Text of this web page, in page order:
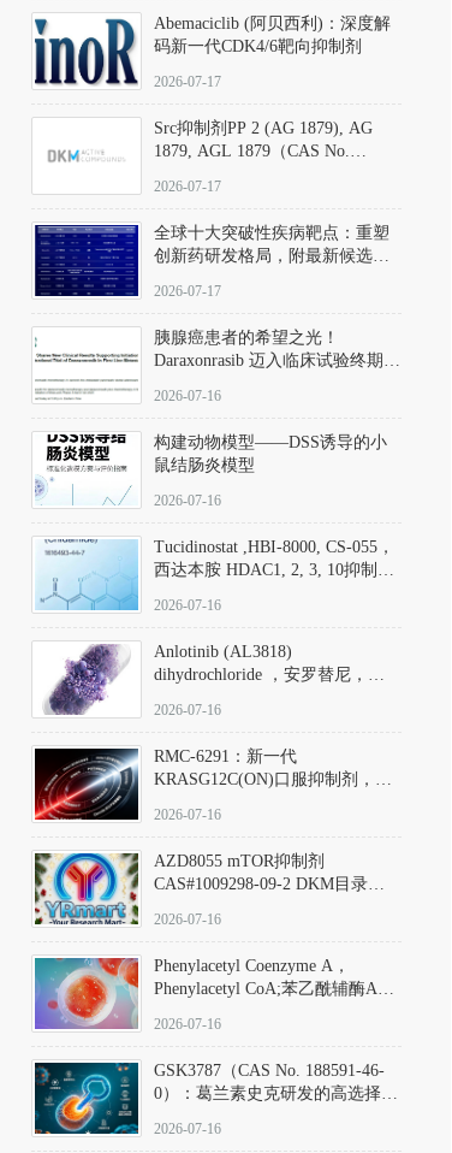
过精准嵌入激酶的ATP结合位点
发挥抑制作用，对ROCK1和
ROCK2的解离常数（Ki）分别为
140 nM和300 nM；在众多丝氨酸/
中，其靶向ROCK的选择性超过
200倍，凸显出优异的分子特异
Abemaciclib (阿贝西利)：深度解
码新一代CDK4/6靶向抑制剂
2026-07-17
Src抑制剂PP 2 (AG 1879), AG
1879, AGL 1879（CAS No.
应用指南
2026-07-17
全球十大突破性疾病靶点：重塑
创新药研发格局，附最新候选分
2026-07-17
胰腺癌患者的希望之光！
Daraxonrasib 迈入临床试验终期阶
2026-07-16
构建动物模型——DSS诱导的小
鼠结肠炎模型
2026-07-16
Tucidinostat ,HBI-8000, CS-055，
西达本胺 HDAC1, 2, 3, 10抑制剂
D808567) - DKM活性分子
2026-07-16
Anlotinib (AL3818)
dihydrochloride ，安罗替尼，
Hydrochloride实验方法步骤SOP
2026-07-16
RMC-6291：新一代
KRASG12C(ON)口服抑制剂，
(Elironrasib)CAS#2641998-63-0
2026-07-16
AZD8055 mTOR抑制剂
CAS#1009298-09-2 DKM目录号
激酶抑制剂的深度剖析
2026-07-16
Phenylacetyl Coenzyme A，
Phenylacetyl CoA;苯乙酰辅酶A
2026-07-16
GSK3787（CAS No. 188591-46-
0）：葛兰素史克研发的高选择
抗剂，被广泛视为研究PPARδ核
2026-07-16